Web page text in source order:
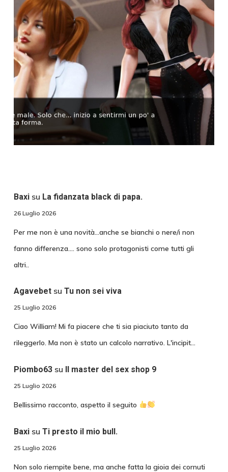
Baxisu La fidanzata black di papa.
26 Luglio 2026
Per me non è una novità...anche se bianchi o nere/i non
fanno differenza.... sono solo protagonisti come tutti gli
altri..
Agavebetsu Tu non sei viva
25 Luglio 2026
Ciao William! Mi fa piacere che ti sia piaciuto tanto da
rileggerlo. Ma non è stato un calcolo narrativo. L'incipit…
Piombo63su Il master del sex shop 9
25 Luglio 2026
Bellissimo racconto, aspetto il seguito
Baxisu Ti presto il mio bull.
25 Luglio 2026
Non solo riempite bene, ma anche fatta la gioia dei cornuti